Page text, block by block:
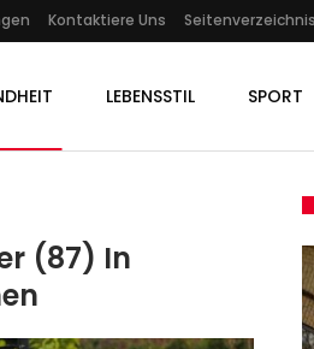
Kontaktiere Uns Seitenverzeichnis
LEBENSSTIL SPORT
(87) In